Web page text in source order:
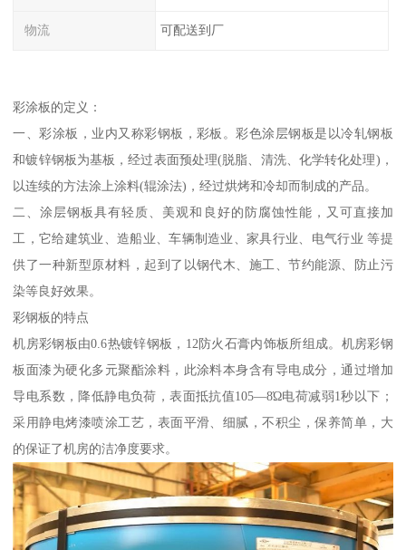
物流 可配送到厂
彩涂板的定义：
一、彩涂板，业内又称彩钢板，彩板。彩色涂层钢板是以冷轧钢板
和镀锌钢板为基板，经过表面预处理(脱脂、清洗、化学转化处理)，
以连续的方法涂上涂料(辊涂法)，经过烘烤和冷却而制成的产品。
二、涂层钢板具有轻质、美观和良好的防腐蚀性能，又可直接加
工，它给建筑业、造船业、车辆制造业、家具行业、电气行业 等提
供了一种新型原材料，起到了以钢代木、施工、节约能源、防止污
染等良好效果。
彩钢板的特点
机房彩钢板由0.6热镀锌钢板，12防火石膏内饰板所组成。机房彩钢
板面漆为硬化多元聚酯涂料，此涂料本身含有导电成分，通过增加
导电系数，降低静电负荷，表面抵抗值105—8Ώ电荷减弱1秒以下；
采用静电烤漆喷涂工艺，表面平滑、细腻，不积尘，保养简单，大
的保证了机房的洁净度要求。